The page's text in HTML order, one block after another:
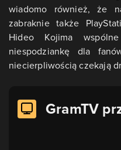
wiadomo również, że
zabraknie także
Hideo Kojima
niespodziankę dla
niecierpliwością czekają
GramTV